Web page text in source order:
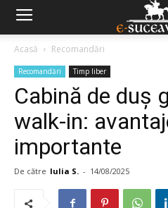
Acasă Recomandări
Recomandări Timp liber
Cabină de duș
walk-in:
importante
De către Iulia S. - 14/08/2025